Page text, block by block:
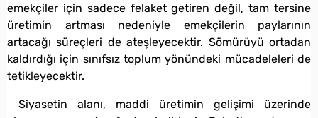
emekçiler için sadece felaket getiren değil, tam tersine
üretimin artması nedeniyle emekçilerin paylarının
artacağı süreçleri de ateşleyecektir. Sömürüyü ortadan
kaldırdığı için sınıfsız toplum yönündeki mücadeleleri de
tetikleyecektir.
Siyasetin alanı, maddi üretimin gelişimi üzerinde